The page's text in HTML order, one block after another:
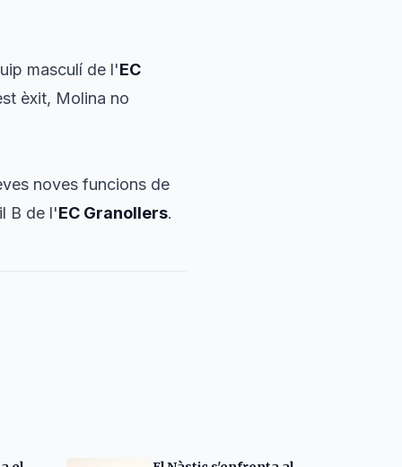
masculí de l'EC
èxit, Molina no
noves funcions de
B de l'EC Granollers.